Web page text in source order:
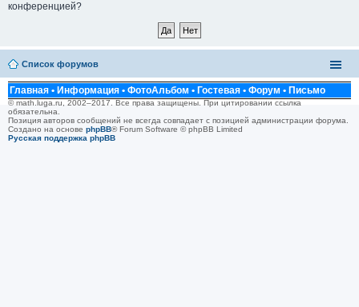
конференцией?
Список форумов
Главная • Информация • ФотоАльбом • Гостевая • Форум • Письмо
© math.luga.ru, 2002–2017. Все права защищены. При цитировании ссылка
обязательна.
Позиция авторов сообщений не всегда совпадает с позицией администрации форума.
Создано на основе phpBB® Forum Software © phpBB Limited
Русская поддержка phpBB